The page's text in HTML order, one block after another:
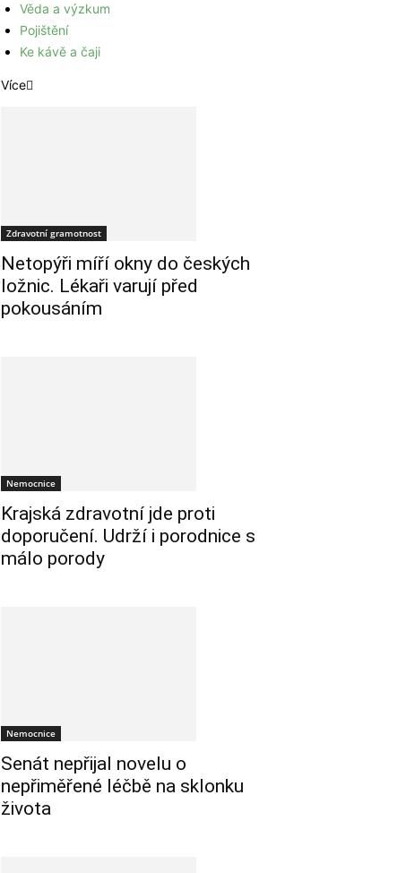
Věda a výzkum
Pojištění
Ke kávě a čaji
Více
Zdravotní gramotnost
Netopýři míří okny do českých
ložnic. Lékaři varují před
pokousáním
Nemocnice
Krajská zdravotní jde proti
doporučení. Udrží i porodnice s
málo porody
Nemocnice
Senát nepřijal novelu o
nepřiměřené léčbě na sklonku
života